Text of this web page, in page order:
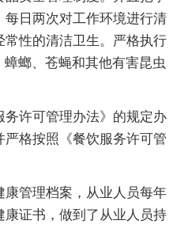
日两次对工作环境进行清
性的清洁卫生。严格执行
螂、苍蝇和其他有害昆虫
许可管理办法》的规定办
格按照《餐饮服务许可管
管理档案，从业人员每年
证书，做到了从业人员持